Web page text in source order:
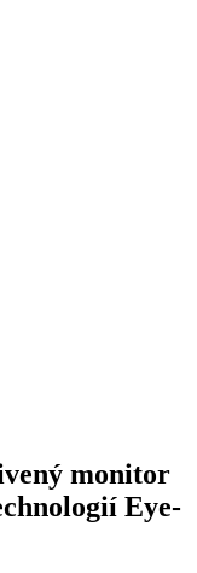
monitor
Eye-